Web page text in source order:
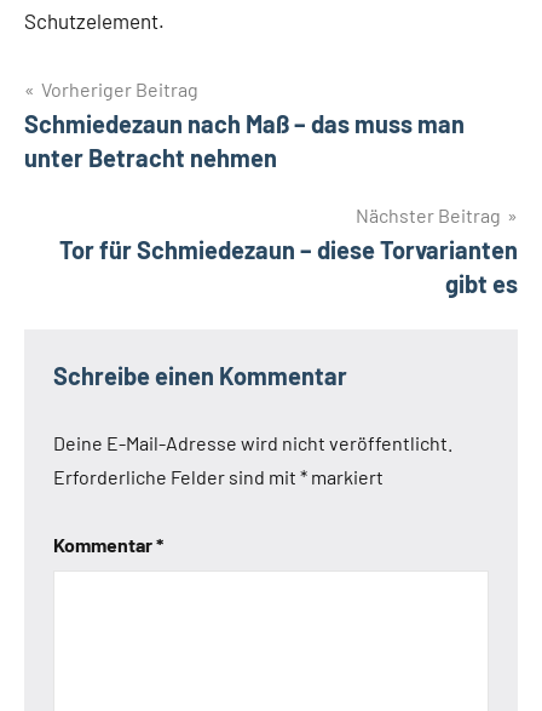
Schutzelement.
Beitragsnavigation
Vorheriger Beitrag
Schmiedezaun nach Maß – das muss man
unter Betracht nehmen
Nächster Beitrag
Tor für Schmiedezaun – diese Torvarianten
gibt es
Schreibe einen Kommentar
Deine E-Mail-Adresse wird nicht veröffentlicht.
Erforderliche Felder sind mit * markiert
Kommentar*